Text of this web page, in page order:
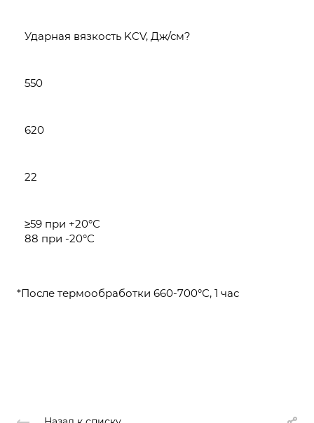
Ударная вязкость KCV, Дж/см?
550
620
22
≥59 при +20°С
88 при -20°С
*После термообработки 660-700°С, 1 час